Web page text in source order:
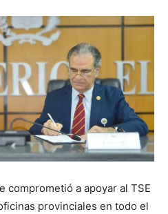
comprometió a apoyar al TSE
provinciales en todo el